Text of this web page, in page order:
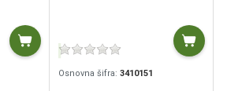
Osnovna šifra: 3410151